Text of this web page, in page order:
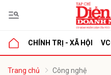
CHÍNH TRỊ - XÃ HỘI
Trang chủ Công nghệ
luận